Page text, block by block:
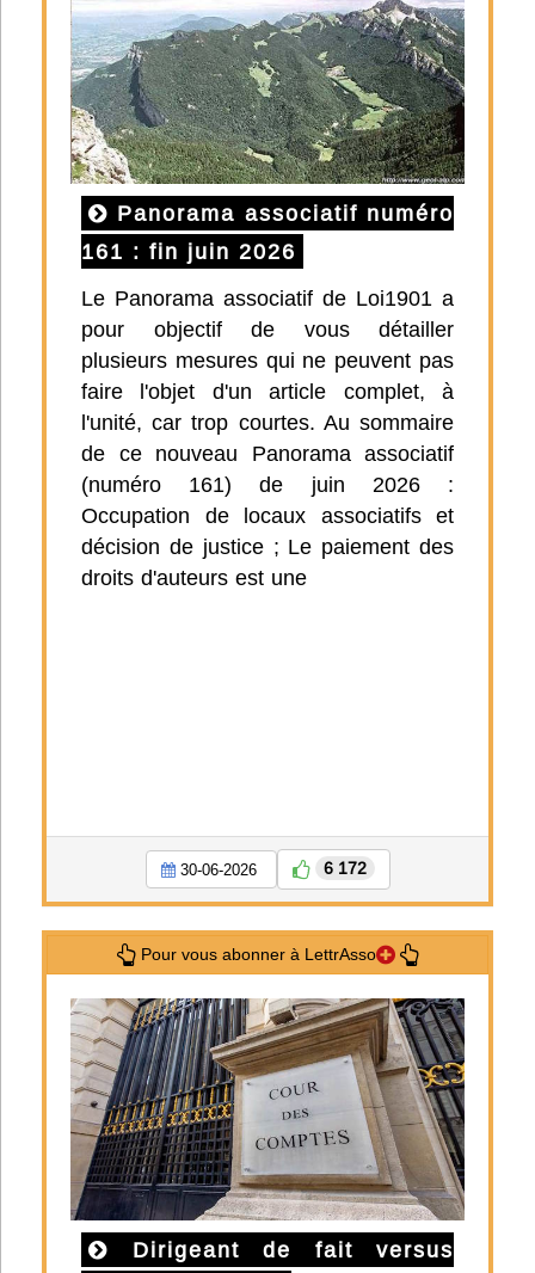
Panorama associatif numéro
161 : fin juin 2026
Le Panorama associatif de Loi1901 a
pour objectif de vous détailler
plusieurs mesures qui ne peuvent pas
faire l'objet d'un article complet, à
l'unité, car trop courtes. Au sommaire
de ce nouveau Panorama associatif
(numéro 161) de juin 2026 :
Occupation de locaux associatifs et
décision de justice ; Le paiement des
droits d'auteurs est une
30-06-2026 6 172
Pour vous abonner à LettrAsso
Dirigeant de fait versus